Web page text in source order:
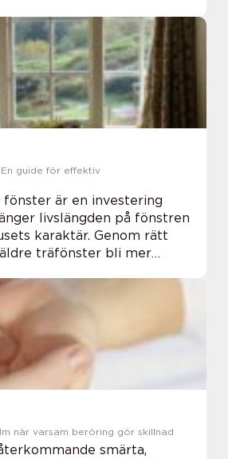
stor roll. Många
guide för effektiv
fönster är en investering
livslängden på fönstren
karaktär. Genom rätt
träfönster bli mer
Osteopat stockholm när varsam beröring gör skillnad
smärta,